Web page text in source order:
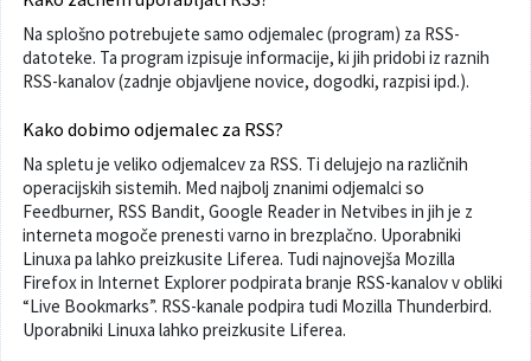
Na splošno potrebujete samo odjemalec (program) za RSS-
datoteke. Ta program izpisuje informacije, ki jih pridobi iz raznih
RSS-kanalov (zadnje objavljene novice, dogodki, razpisi ipd.).
Kako dobimo odjemalec za RSS?
Na spletu je veliko odjemalcev za RSS. Ti delujejo na različnih
operacijskih sistemih. Med najbolj znanimi odjemalci so
Feedburner, RSS Bandit, Google Reader in Netvibes in jih je z
interneta mogoče prenesti varno in brezplačno. Uporabniki
Linuxa pa lahko preizkusite Liferea. Tudi najnovejša Mozilla
Firefox in Internet Explorer podpirata branje RSS-kanalov v obliki
“Live Bookmarks”. RSS-kanale podpira tudi Mozilla Thunderbird.
Uporabniki Linuxa lahko preizkusite Liferea.
Poslanska pisarna
Občinski časopis
Občinski prazniki in nagrade
Simboli občine
Lokalne volitve
Šport
Kultura
Varnost občanov
Kmetijstvo
Gospodarstvo
Občinska stanovanja
Pogoji za gradnjo